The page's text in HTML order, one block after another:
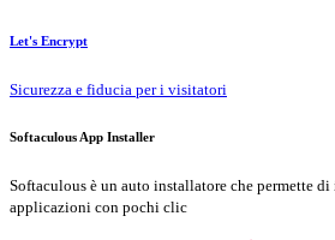
Let's Encrypt
Sicurezza e fiducia per i visitatori
Softaculous App Installer
Softaculous è un auto installatore che permette
applicazioni con pochi clic